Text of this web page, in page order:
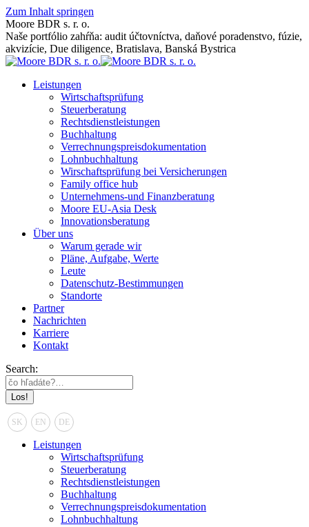
Zum Inhalt springen
Moore BDR s. r. o.
Naše portfólio zahŕňa: audit účtovníctva, daňové poradenstvo, fúzie,
akvizície, Due diligence, Bratislava, Banská Bystrica
Leistungen
Wirtschaftsprüfung
Steuerberatung
Rechtsdienstleistungen
Buchhaltung
Verrechnungspreisdokumentation
Lohnbuchhaltung
Wirschaftsprüfung bei Versicherungen
Family office hub
Unternehmens-und Finanzberatung
Moore EU-Asia Desk
Innovationsberatung
Über uns
Warum gerade wir
Pläne, Aufgabe, Werte
Leute
Datenschutz-Bestimmungen
Standorte
Partner
Nachrichten
Karriere
Kontakt
Search:
SK EN DE
Leistungen
Wirtschaftsprüfung
Steuerberatung
Rechtsdienstleistungen
Buchhaltung
Verrechnungspreisdokumentation
Lohnbuchhaltung